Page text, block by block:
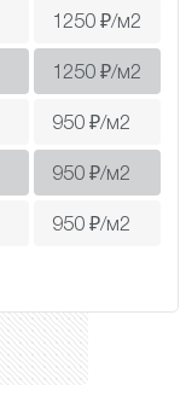
1250 ₽/м2
1250 ₽/м2
950 ₽/м2
950 ₽/м2
950 ₽/м2